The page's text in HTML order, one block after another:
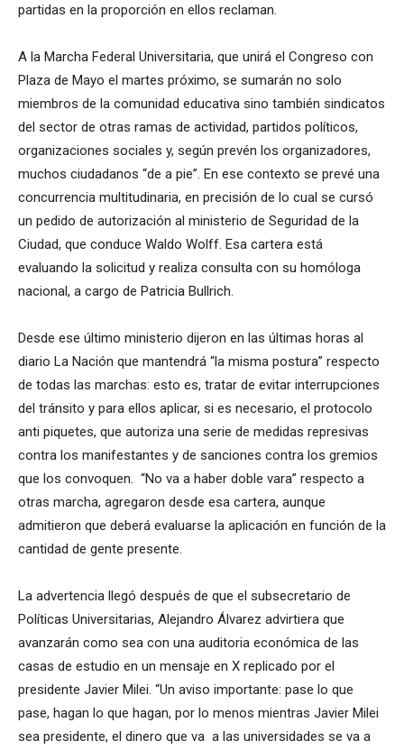
partidas en la proporción en ellos reclaman.
A la Marcha Federal Universitaria, que unirá el Congreso con
Plaza de Mayo el martes próximo, se sumarán no solo
miembros de la comunidad educativa sino también sindicatos
del sector de otras ramas de actividad, partidos políticos,
organizaciones sociales y, según prevén los organizadores,
muchos ciudadanos “de a pie”. En ese contexto se prevé una
concurrencia multitudinaria, en precisión de lo cual se cursó
un pedido de autorización al ministerio de Seguridad de la
Ciudad, que conduce Waldo Wolff. Esa cartera está
evaluando la solicitud y realiza consulta con su homóloga
nacional, a cargo de Patricia Bullrich.
Desde ese último ministerio dijeron en las últimas horas al
diario La Nación que mantendrá “la misma postura” respecto
de todas las marchas: esto es, tratar de evitar interrupciones
del tránsito y para ellos aplicar, si es necesario, el protocolo
anti piquetes, que autoriza una serie de medidas represivas
contra los manifestantes y de sanciones contra los gremios
que los convoquen. “No va a haber doble vara” respecto a
otras marcha, agregaron desde esa cartera, aunque
admitieron que deberá evaluarse la aplicación en función de la
cantidad de gente presente.
La advertencia llegó después de que el subsecretario de
Políticas Universitarias, Alejandro Álvarez advirtiera que
avanzarán como sea con una auditoria económica de las
casas de estudio en un mensaje en X replicado por el
presidente Javier Milei. “Un aviso importante: pase lo que
pase, hagan lo que hagan, por lo menos mientras Javier Milei
sea presidente, el dinero que va a las universidades se va a